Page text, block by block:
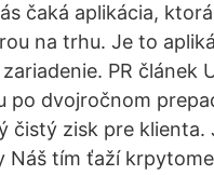
čaká aplikácia,
na trhu. Je to
PR článek
po dvojročnom
čistý zisk pre klienta.
Náš tím ťaží